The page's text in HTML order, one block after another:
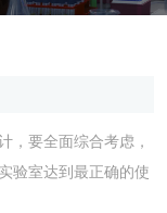
，要全面综合考虑，
验室达到最正确的使